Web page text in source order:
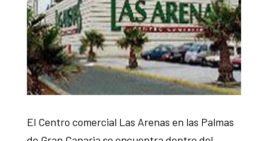
El Centro comercial Las Arenas en las Palmas